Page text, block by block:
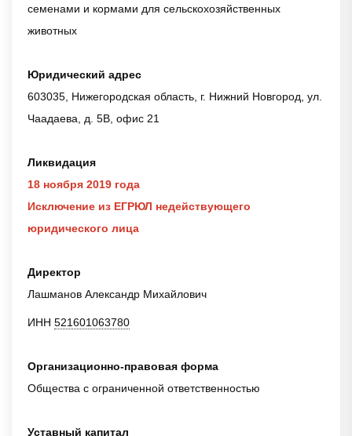
семенами и кормами для сельскохозяйственных
животных
Юридический адрес
603035, Нижегородская область, г. Нижний Новгород, ул.
Чаадаева, д. 5В, офис 21
Ликвидация
18 ноября 2019 года
Исключение из ЕГРЮЛ недействующего
юридического лица
Директор
Лашманов Александр Михайлович
ИНН 521601063780
Организационно-правовая форма
Общества с ограниченной ответственностью
Уставный капитал